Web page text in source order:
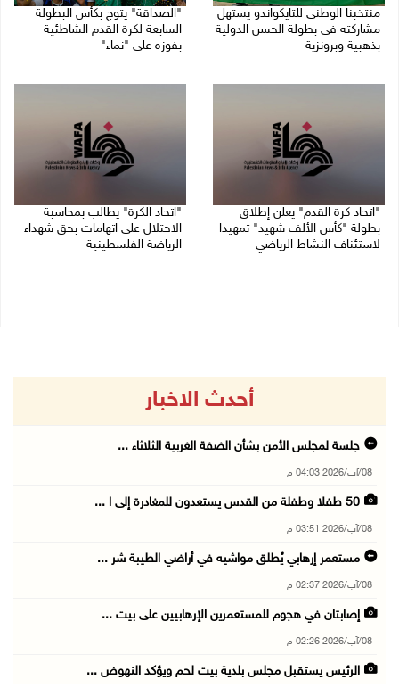
منتخبنا الوطني للتايكواندو يستهل
مشاركته في بطولة الحسن الدولية
بذهبية وبرونزية
"الصداقة" يتوج بكأس البطولة
السابعة لكرة القدم الشاطئية
بفوزه على "نماء"
"اتحاد كرة القدم" يعلن إطلاق
بطولة "كأس الألف شهيد" تمهيدا
لاستئناف النشاط الرياضي
"اتحاد الكرة" يطالب بمحاسبة
الاحتلال على اتهامات بحق شهداء
الرياضة الفلسطينية
أحدث الاخبار
جلسة لمجلس الأمن بشأن الضفة الغربية الثلاثاء ...
08/آب/2026 04:03 م
50 طفلا وطفلة من القدس يستعدون للمغادرة إلى ا ...
08/آب/2026 03:51 م
مستعمر إرهابي يُطلق مواشيه في أراضي الطيبة شر ...
08/آب/2026 02:37 م
إصابتان في هجوم للمستعمرين الإرهابيين على بيت ...
08/آب/2026 02:26 م
الرئيس يستقبل مجلس بلدية بيت لحم ويؤكد النهوض ...